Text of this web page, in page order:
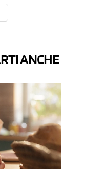
ANCHE